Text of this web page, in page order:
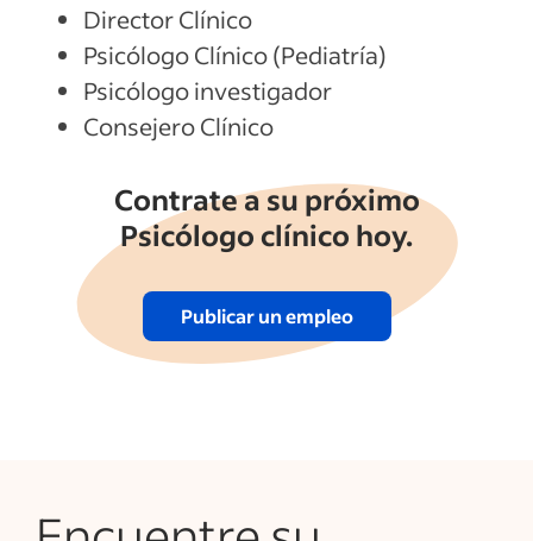
Director Clínico
Psicólogo Clínico (Pediatría)
Psicólogo investigador
Consejero Clínico
Contrate a su próximo
Psicólogo clínico hoy.
Publicar un empleo